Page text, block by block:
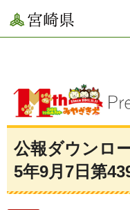
宮崎県
公報ダウンロ
5年9月7日第